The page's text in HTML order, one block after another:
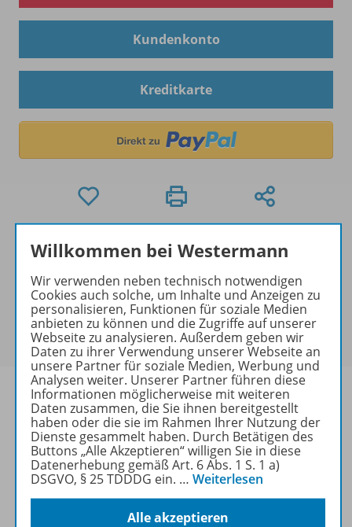
Kundenkonto
Kreditkarte
Hinweis zu Sonderkonditionen
Bei Bezahlung über Paypal und Kreditkarte können
keine Sonderkonditionen gewährt werden.
Sie haben ein passendesSpar-Paket?
Um den für Sie gültigen Preis zu sehen,melden Sie
sich bitte an.
Informationen
Weitere Inhalte der Ausgabe
Willkommen bei Westermann
Wir verwenden neben technisch notwendigen
Cookies auch solche, um Inhalte und Anzeigen zu
personalisieren, Funktionen für soziale Medien
anbieten zu können und die Zugriffe auf unserer
Webseite zu analysieren. Außerdem geben wir
Daten zu ihrer Verwendung unserer Webseite an
unsere Partner für soziale Medien, Werbung und
Analysen weiter. Unserer Partner führen diese
Informationen möglicherweise mit weiteren
Daten zusammen, die Sie ihnen bereitgestellt
haben oder die sie im Rahmen Ihrer Nutzung der
Dienste gesammelt haben. Durch Betätigen des
Buttons „Alle Akzeptieren“ willigen Sie in diese
Datenerhebung gemäß Art. 6 Abs. 1 S. 1 a)
DSGVO, § 25 TDDDG ein. … Weiterlesen
Alle akzeptieren